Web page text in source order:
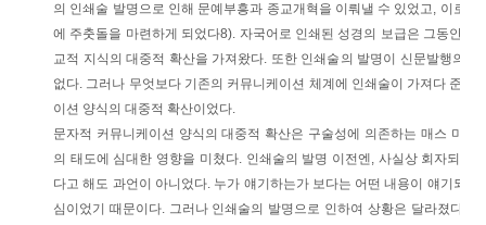
의 인쇄술 발명으로 인해 문예부흥과 종교개혁을 이뤄낼 수 있었고, 이로써
에 주춧돌을 마련하게 되었다8). 자국어로 인쇄된 성경의 보급은 그동안 성
교적 지식의 대중적 확산을 가져왔다. 또한 인쇄술의 발명이 신문발행의
없다. 그러나 무엇보다 기존의 커뮤니케이션 체계에 인쇄술이 가져다 준 가
이션 양식의 대중적 확산이었다.
문자적 커뮤니케이션 양식의 대중적 확산은 구술성에 의존하는 매스 미디
의 태도에 심대한 영향을 미쳤다. 인쇄술의 발명 이전엔, 사실상 회자되는
다고 해도 과언이 아니었다. 누가 얘기하는가 보다는 어떤 내용이 얘기되고
심이었기 때문이다. 그러나 인쇄술의 발명으로 인하여 상황은 달라졌다.